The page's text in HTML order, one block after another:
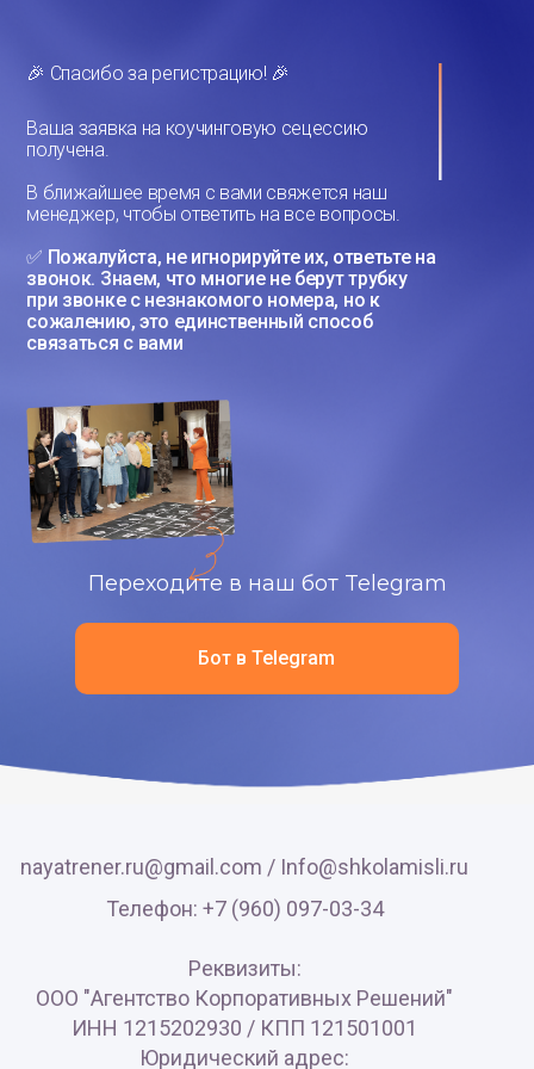
🎉 Спасибо за регистрацию! 🎉
Ваша заявка на коучинговую сецессию
получена.
В ближайшее время с вами свяжется наш
менеджер, чтобы ответить на все вопросы.
✅ Пожалуйста, не игнорируйте их, ответьте на
звонок. Знаем, что многие не берут трубку
при звонке с незнакомого номера, но к
сожалению, это единственный способ
связаться с вами
Переходите в наш бот Telegram
Бот в Telegram
nayatrener.ru@gmail.com / Info@shkolamisli.ru
Телефон: +7 (960) 097-03-34
Реквизиты:
ООО "Агентство Корпоративных Решений"
ИНН 1215202930 / КПП 121501001
Юридический адрес: